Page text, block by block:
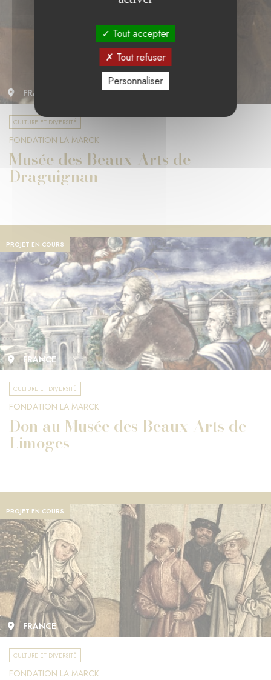
FRANCE
CULTURE ET DIVERSITÉ
FONDATION LA MARCK
Musée des Beaux-Arts de
Draguignan
PROJET EN COURS
FRANCE
CULTURE ET DIVERSITÉ
FONDATION LA MARCK
Don au Musée des Beaux-Arts de
Limoges
PROJET EN COURS
FRANCE
CULTURE ET DIVERSITÉ
FONDATION LA MARCK
Tout accepter
Tout refuser
Personnaliser